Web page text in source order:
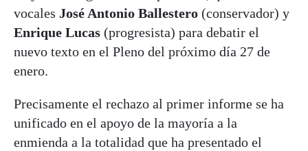
vocales José Antonio Ballestero (conservador) y
Enrique Lucas (progresista) para debatir el
nuevo texto en el Pleno del próximo día 27 de
enero.
Precisamente el rechazo al primer informe se ha
unificado en el apoyo de la mayoría a la
enmienda a la totalidad que ha presentado el